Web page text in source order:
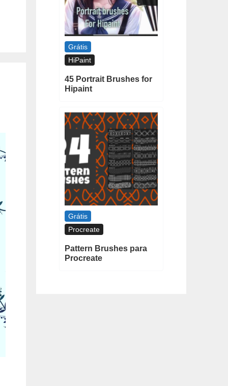
Grátis
HiPaint
45 Portrait Brushes for
Hipaint
Grátis
Procreate
Pattern Brushes para
Procreate